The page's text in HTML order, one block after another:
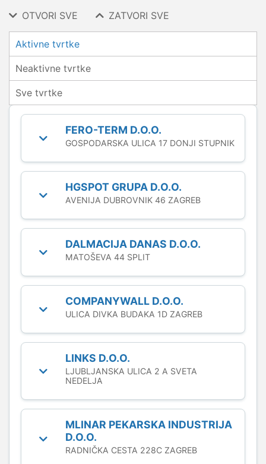
OTVORI SVE ZATVORI SVE
Aktivne tvrtke
Neaktivne tvrtke
Sve tvrtke
FERO-TERM D.O.O.
GOSPODARSKA ULICA 17 DONJI STUPNIK
HGSPOT GRUPA D.O.O.
AVENIJA DUBROVNIK 46 ZAGREB
DALMACIJA DANAS D.O.O.
MATOŠEVA 44 SPLIT
COMPANYWALL D.O.O.
ULICA DIVKA BUDAKA 1D ZAGREB
LINKS D.O.O.
LJUBLJANSKA ULICA 2 A SVETA
NEDELJA
MLINAR PEKARSKA INDUSTRIJA
D.O.O.
RADNIČKA CESTA 228C ZAGREB